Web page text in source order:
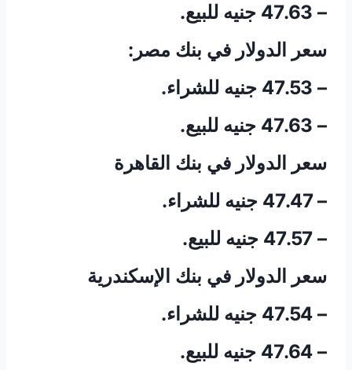
– 47.63 جنيه للبيع.
سعر الدولار في بنك مصر:
– 47.53 جنيه للشراء.
– 47.63 جنيه للبيع.
سعر الدولار في بنك القاهرة
– 47.47 جنيه للشراء.
– 47.57 جنيه للبيع.
سعر الدولار في بنك الإسكندرية
– 47.54 جنيه للشراء.
– 47.64 جنيه للبيع.